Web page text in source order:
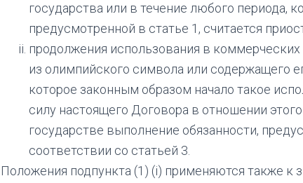
государства или в течение любого периода,
предусмотренной в статье 1, считается
продолжения использования в
из олимпийского символа или содержащего
которое законным образом начало такое
силу настоящего Договора в отношении
государстве выполнение обязанности,
соответствии со статьей 3.
Положения подпункта (1) (i) применяются также к